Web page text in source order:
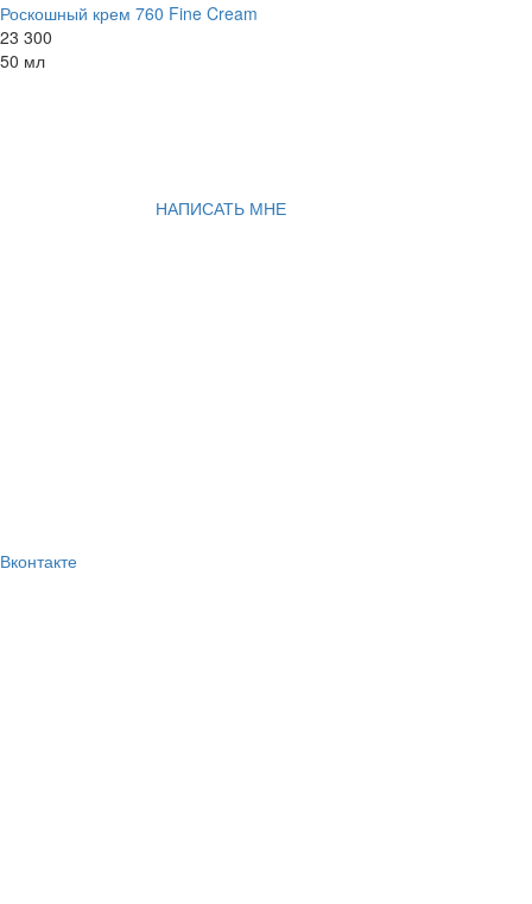
Роскошный крем 760 Fine Cream
23 300
50 мл
НАПИСАТЬ МНЕ
Вконтакте